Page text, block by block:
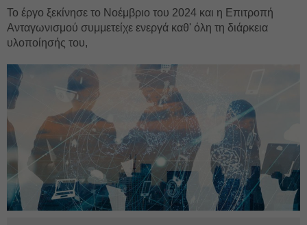
Το έργο ξεκίνησε το Νοέμβριο του 2024 και η Επιτροπή
Ανταγωνισμού συμμετείχε ενεργά καθ' όλη τη διάρκεια
υλοποίησής του,